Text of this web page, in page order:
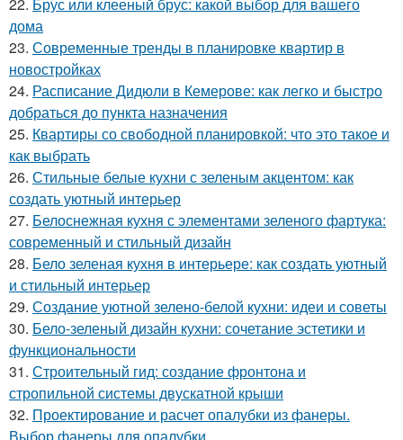
дома
23. Современные тренды в планировке квартир в
новостройках
24. Расписание Дидюли в Кемерове: как легко и быстро
добраться до пункта назначения
25. Квартиры со свободной планировкой: что это такое и
как выбрать
26. Стильные белые кухни с зеленым акцентом: как
создать уютный интерьер
27. Белоснежная кухня с элементами зеленого фартука:
современный и стильный дизайн
28. Бело зеленая кухня в интерьере: как создать уютный
и стильный интерьер
29. Создание уютной зелено-белой кухни: идеи и советы
30. Бело-зеленый дизайн кухни: сочетание эстетики и
функциональности
31. Строительный гид: создание фронтона и
стропильной системы двускатной крыши
32. Проектирование и расчет опалубки из фанеры.
Выбор фанеры для опалубки